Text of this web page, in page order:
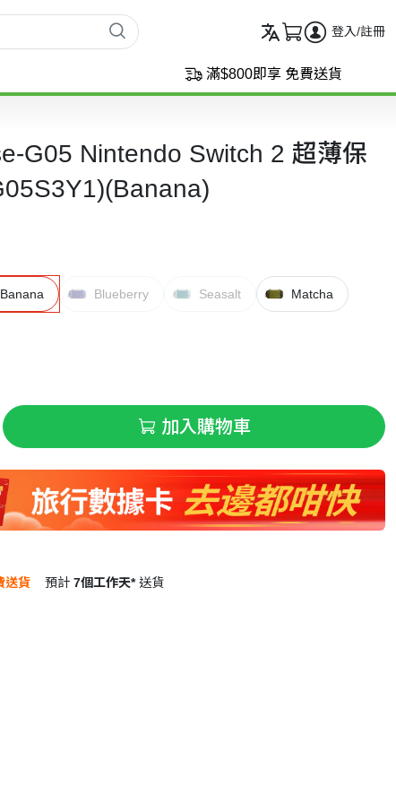
登入/註冊
滿$800即享 免費送貨
G05 Nintendo Switch 2 超薄保
Banana Blueberry Seasalt Matcha
加入購物車
送貨 預計 7個工作天* 送貨